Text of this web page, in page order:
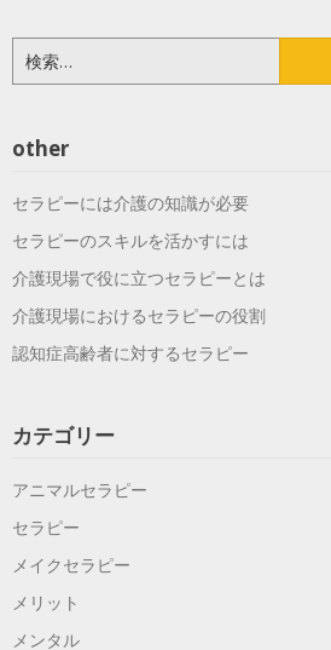
索:
other
セラピーには介護の知識が必要
セラピーのスキルを活かすには
介護現場で役に立つセラピーとは
介護現場におけるセラピーの役割
認知症高齢者に対するセラピー
カテゴリー
アニマルセラピー
セラピー
メイクセラピー
メリット
メンタル